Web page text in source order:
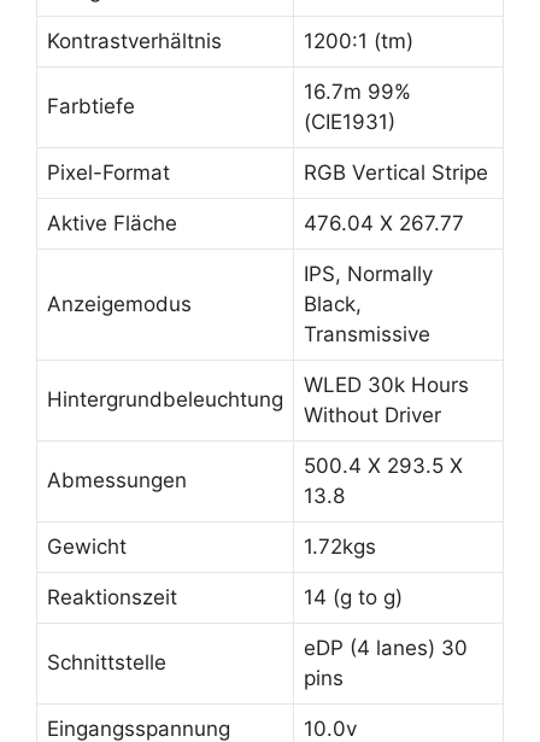
Kontrastverhältnis 1200:1 (tm)
Farbtiefe
16.7m 99%
(CIE1931)
Pixel-Format RGB Vertical Stripe
Aktive Fläche 476.04 X 267.77
Anzeigemodus
IPS, Normally
Black,
Transmissive
Hintergrundbeleuchtung
WLED 30k Hours
Without Driver
Abmessungen
500.4 X 293.5 X
13.8
Gewicht 1.72kgs
Reaktionszeit 14 (g to g)
Schnittstelle
eDP (4 lanes) 30
pins
Eingangsspannung 10.0v